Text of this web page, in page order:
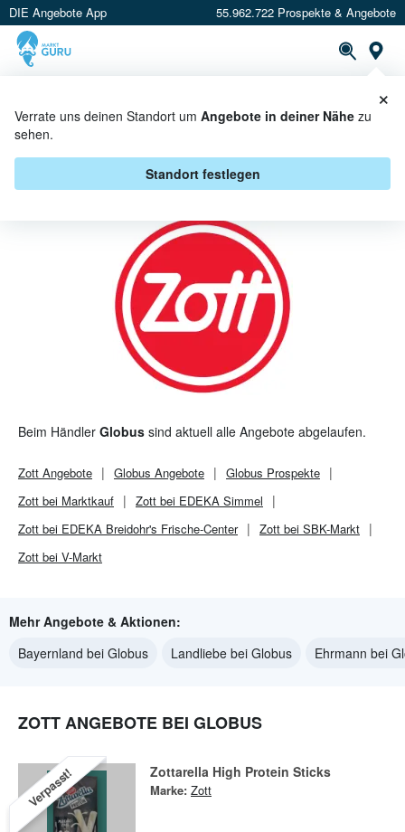
DIE Angebote App 55.962.722 Prospekte & Angebote
Verrate uns deinen Standort um Angebote in deiner Nähe zu
sehen.
Standort festlegen
×
ZOTT BEI GLOBUS - ANGEBOTE &
Beim Händler Globus sind aktuell alle Angebote abgelaufen.
Zott Angebote Globus Angebote Globus Prospekte
Zott bei Marktkauf
Zott bei EDEKA Simmel
Zott bei EDEKA Breidohr's Frische-Center
Zott bei SBK-Markt
Zott bei V-Markt
Mehr Angebote & Aktionen:
Bayernland bei Globus
Landliebe bei Globus Ehrmann bei
ZOTT ANGEBOTE BEI GLOBUS
Verpasst! Zottarella High Protein Sticks
Marke: Zott